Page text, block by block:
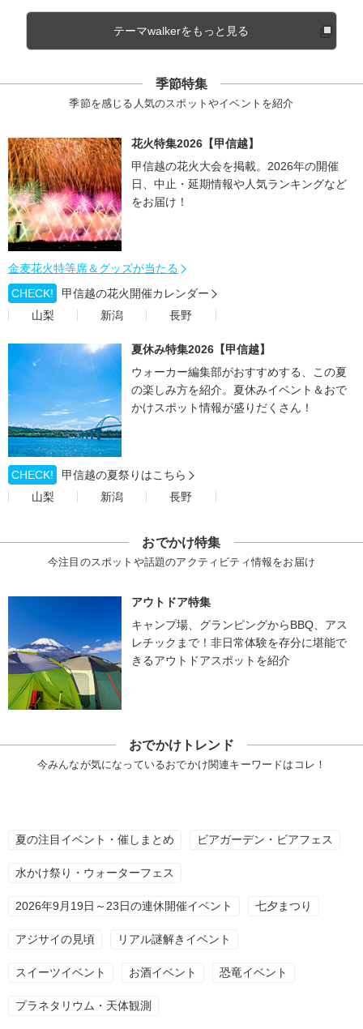
テーマwalkerをもっと見る
季節特集
季節を感じる人気のスポットやイベントを紹介
花火特集2026【甲信越】
甲信越の花火大会を掲載。2026年の開催
日、中止・延期情報や人気ランキングなど
をお届け！
金麦花火特等席＆グッズが当たる
CHECK!
甲信越の花火開催カレンダー
山梨
新潟 長野
夏休み特集2026【甲信越】
ウォーカー編集部がおすすめする、この夏
の楽しみ方を紹介。夏休みイベント＆おで
かけスポット情報が盛りだくさん！
CHECK!
甲信越の夏祭りはこちら
山梨
新潟 長野
おでかけ特集
今注目のスポットや話題のアクティビティ情報をお届け
アウトドア特集
キャンプ場、グランピングからBBQ、アス
レチックまで！非日常体験を存分に堪能で
きるアウトドアスポットを紹介
おでかけトレンド
今みんなが気になっているおでかけ関連キーワードはコレ！
夏の注目イベント・催しまとめ ビアガーデン・ビアフェス
水かけ祭り・ウォーターフェス
2026年9月19日～23日の連休開催イベント 七夕まつり
アジサイの見頃 リアル謎解きイベント
スイーツイベント お酒イベント 恐竜イベント
プラネタリウム・天体観測